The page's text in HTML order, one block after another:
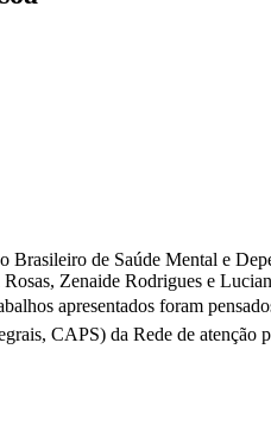
de Saúde Mental e
Zenaide Rodrigues e
apresentados foram
CAPS) da Rede de atenção